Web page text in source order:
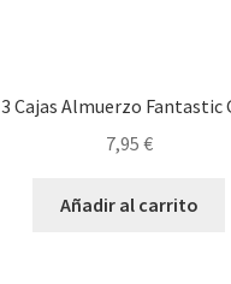
3 Cajas Almuerzo Fantastic
7,95 €
Añadir al carrito